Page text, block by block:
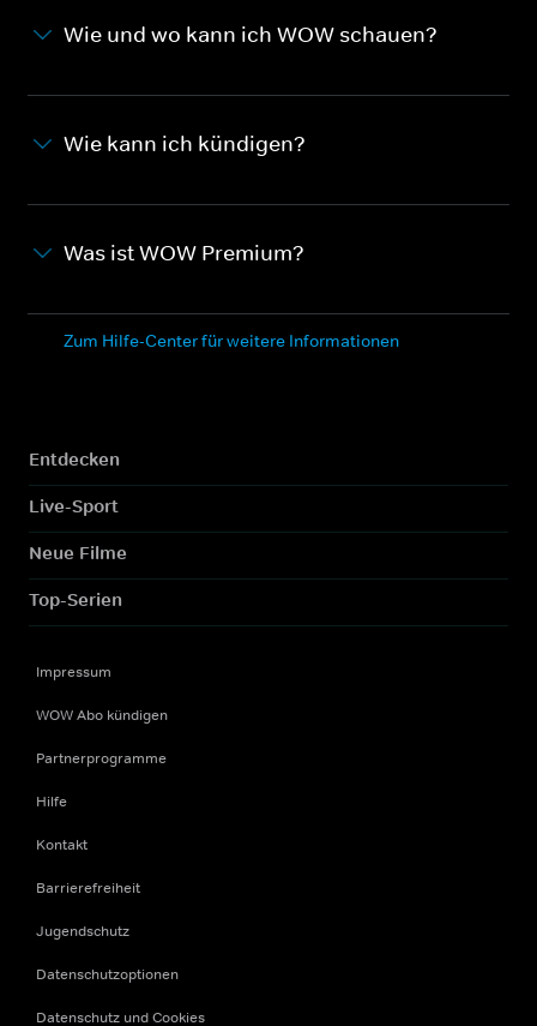
Wie und wo kann ich WOW schauen?
Wie kann ich kündigen?
Was ist WOW Premium?
Zum Hilfe-Center für weitere Informationen
Entdecken
Live-Sport
Neue Filme
Top-Serien
Impressum
WOW Abo kündigen
Partnerprogramme
Hilfe
Kontakt
Barrierefreiheit
Jugendschutz
Datenschutzoptionen
Datenschutz und Cookies